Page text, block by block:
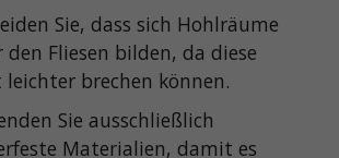
Sie, dass sich Hohlräume
den Fliesen bilden, da diese
leichter brechen können.
Sie ausschließlich
Materialien, damit es